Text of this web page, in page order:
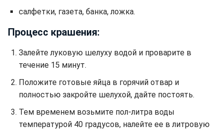
салфетки, газета, банка, ложка.
Процесс крашения:
Залейте луковую шелуху водой и проварите в
течение 15 минут.
Положите готовые яйца в горячий отвар и
полностью закройте шелухой, дайте постоять.
Тем временем возьмите пол-литра воды
температурой 40 градусов, налейте ее в литровую